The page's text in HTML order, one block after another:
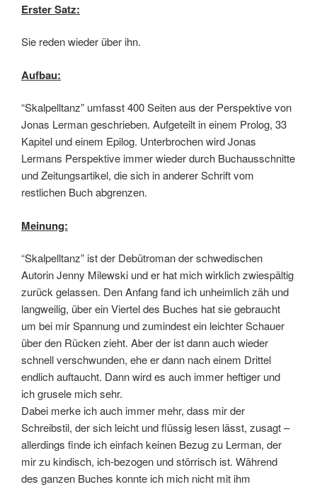
Erster Satz:
Sie reden wieder über ihn.
Aufbau:
“Skalpelltanz” umfasst 400 Seiten aus der Perspektive von
Jonas Lerman geschrieben. Aufgeteilt in einem Prolog, 33
Kapitel und einem Epilog. Unterbrochen wird Jonas
Lermans Perspektive immer wieder durch Buchausschnitte
und Zeitungsartikel, die sich in anderer Schrift vom
restlichen Buch abgrenzen.
Meinung:
“Skalpelltanz” ist der Debütroman der schwedischen
Autorin Jenny Milewski und er hat mich wirklich zwiespältig
zurück gelassen. Den Anfang fand ich unheimlich zäh und
langweilig, über ein Viertel des Buches hat sie gebraucht
um bei mir Spannung und zumindest ein leichter Schauer
über den Rücken zieht. Aber der ist dann auch wieder
schnell verschwunden, ehe er dann nach einem Drittel
endlich auftaucht. Dann wird es auch immer heftiger und
ich grusele mich sehr.
Dabei merke ich auch immer mehr, dass mir der
Schreibstil, der sich leicht und flüssig lesen lässt, zusagt –
allerdings finde ich einfach keinen Bezug zu Lerman, der
mir zu kindisch, ich-bezogen und störrisch ist. Während
des ganzen Buches konnte ich mich nicht mit ihm